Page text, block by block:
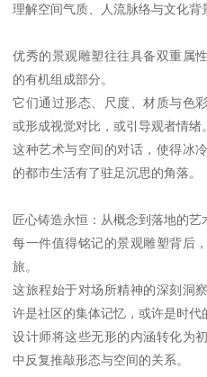
理解空间气质、人流脉络与文化背
优秀的景观雕塑往往具备双重属
的有机组成部分。
它们通过形态、尺度、材质与色
或形成视觉对比，或引导观者情绪。
这种艺术与空间的对话，使得冰
的都市生活有了驻足沉思的角落。
匠心铸造永恒：从概念到落地的艺
每一件值得铭记的景观雕塑背后
旅。
这旅程始于对场所精神的深刻
许是社区的集体记忆，或许是时代
设计师将这些无形的内涵转化为
中反复推敲形态与空间的关系。